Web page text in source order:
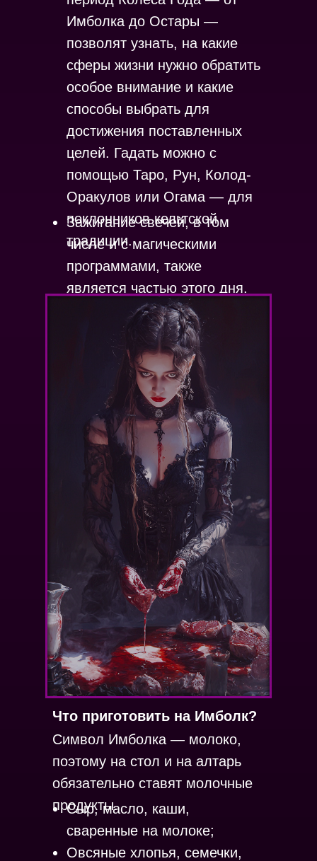
Имболка до Остары —
позволят узнать, на какие
сферы жизни нужно обратить
особое внимание и какие
способы выбрать для
достижения поставленных
целей. Гадать можно с
помощью Таро, Рун, Колод-
Оракулов или Огама — для
поклонников кельтской
традиции.
Зажигание свечей, в том
числе и с магическими
программами, также
является частью этого дня.
Что приготовить на Имболк?
Символ Имболка — молоко,
поэтому на стол и на алтарь
обязательно ставят молочные
продукты.
Сыр, масло, каши,
сваренные на молоке;
Овсяные хлопья, семечки,